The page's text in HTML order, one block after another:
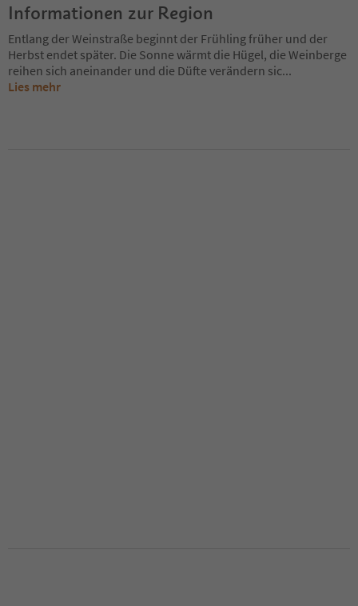
Informationen zur Region
Entlang der Weinstraße beginnt der Frühling früher und der
Herbst endet später. Die Sonne wärmt die Hügel, die Weinberge
reihen sich aneinander und die Düfte verändern sic...
Lies mehr